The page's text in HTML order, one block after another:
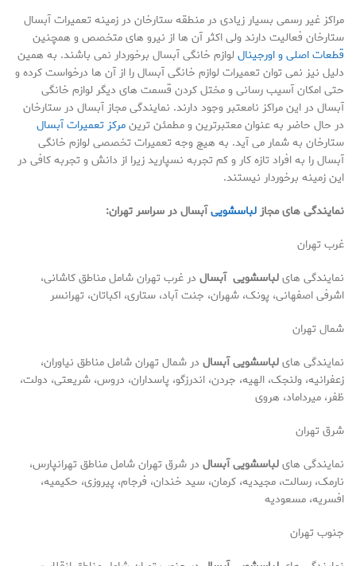
مراکز غیر رسمی بسیار زیادی در منطقه ستارخان در زمینه تعمیرات آبسال
ستارخان فعالیت دارند ولی اکثر آن ها از نیرو های متخصص و همچنین
قطعات اصلی و اورجینال لوازم خانگی آبسال برخوردار نمی باشند. به همین
دلیل نیز نمی توان تعمیرات لوازم خانگی آبسال را از آن ها درخواست کرده و
حتی امکان آسیب رسانی و مختل کردن قسمت های دیگر لوازم خانگی
آبسال در این مراکز نامعتبر وجود دارند. نمایندگی مجاز آبسال در ستارخان
در حال حاضر به عنوان معتبرترین و مطمئن ترینمرکز تعمیرات آبسال
ستارخان به شمار می آید. به هیچ وجه تعمیرات تخصصی لوازم خانگی
آبسال را به افراد تازه کار و کم تجربه نسپارید زیرا از دانش و تجربه کافی در
این زمینه برخوردار نیستند.
نمایندگی های مجازلباسشوییآبسال در سراسر تهران:
غرب تهران
نمایندگی هایلباسشویی آبسال در غرب تهران شامل مناطق کاشانی،
اشرفی اصفهانی، پونک، شهران، جنت آباد، ستاری، اکباتان، تهرانسر
شمال تهران
نمایندگی هایلباسشویی آبسال در شمال تهران شامل مناطق نیاوران،
زعفرانیه، ولنجک، الهیه، جردن، اندرزگو، پاسداران، دروس، شریعتی، دولت،
ظفر، میرداماد، هروی
شرق تهران
نمایندگی هایلباسشویی آبسال در شرق تهران شامل مناطق تهرانپارس،
نارمک، رسالت، مجیدیه، کرمان، سید خندان، فرجام، پیروزی، حکیمیه،
افسریه، مسعودیه
جنوب تهران